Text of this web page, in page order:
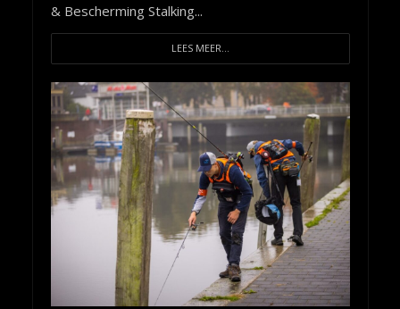
& Bescherming Stalking...
LEES MEER...